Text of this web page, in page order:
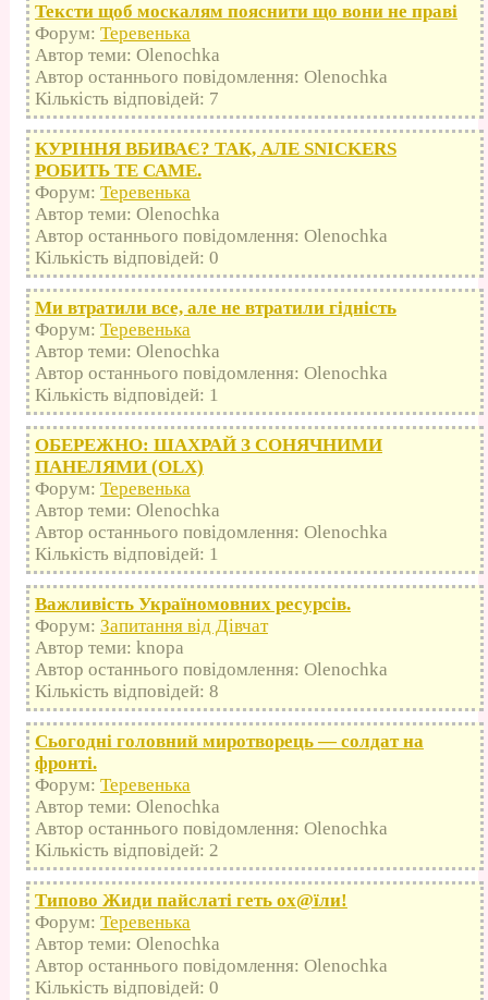
Тексти щоб москалям пояснити що вони не праві
Форум: Теревенька
Автор теми: Olenochka
Автор останнього повідомлення: Olenochka
Кількість відповідей: 7
КУРІННЯ ВБИВАЄ? ТАК, АЛЕ SNICKERS
РОБИТЬ ТЕ САМЕ.
Форум: Теревенька
Автор теми: Olenochka
Автор останнього повідомлення: Olenochka
Кількість відповідей: 0
Ми втратили все, але не втратили гідність
Форум: Теревенька
Автор теми: Olenochka
Автор останнього повідомлення: Olenochka
Кількість відповідей: 1
ОБЕРЕЖНО: ШАХРАЙ З СОНЯЧНИМИ
ПАНЕЛЯМИ (OLX)
Форум: Теревенька
Автор теми: Olenochka
Автор останнього повідомлення: Olenochka
Кількість відповідей: 1
Важливість Україномовних ресурсів.
Форум: Запитання від Дівчат
Автор теми: knopa
Автор останнього повідомлення: Olenochka
Кількість відповідей: 8
Сьогодні головний миротворець — солдат на
фронті.
Форум: Теревенька
Автор теми: Olenochka
Автор останнього повідомлення: Olenochka
Кількість відповідей: 2
Типово Жиди пайслаті геть оx@їли!
Форум: Теревенька
Автор теми: Olenochka
Автор останнього повідомлення: Olenochka
Кількість відповідей: 0